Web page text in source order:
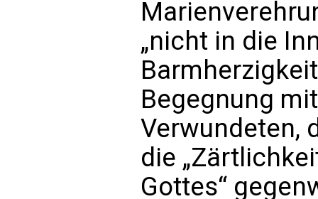
„nicht in die
Begegnung
Verwundeten,
die
Gottes“